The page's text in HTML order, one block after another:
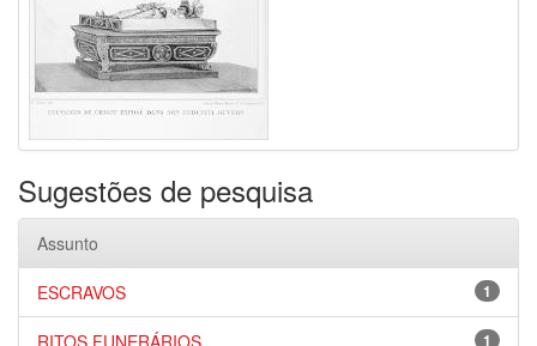
Sugestões de pesquisa
Assunto
1
ESCRAVOS
1
RITOS FUNERÁRIOS